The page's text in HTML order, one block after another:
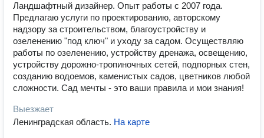
Ландшафтный дизайнер. Опыт работы с 2007 года.
Предлагаю услуги по проектированию, авторскому
надзору за строительством, благоустройству и
озеленению "под ключ" и уходу за садом. Осуществляю
работы по озеленению, устройству дренажа, освещению,
устройству дорожно-тропиночных сетей, подпорных стен,
созданию водоемов, каменистых садов, цветников любой
сложности. Сад мечты - это ваши правила и мои знания!
Выезжает
Ленинградская область. На карте